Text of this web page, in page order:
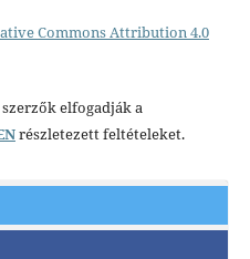
Commons Attribution 4.0
elfogadják a
részletezett feltételeket.